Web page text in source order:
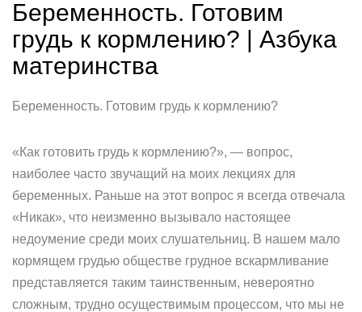
Беременность. Готовим
грудь к кормлению? | Азбука
материнства
Беременность. Готовим грудь к кормлению?
«Как готовить грудь к кормлению?», — вопрос,
наиболее часто звучащий на моих лекциях для
беременных. Раньше на этот вопрос я всегда отвечала
«Никак», что неизменно вызывало настоящее
недоумение среди моих слушательниц. В нашем мало
кормящем грудью обществе грудное вскармливание
представляется таким таинственным, невероятно
сложным, трудно осуществимым процессом, что мы не